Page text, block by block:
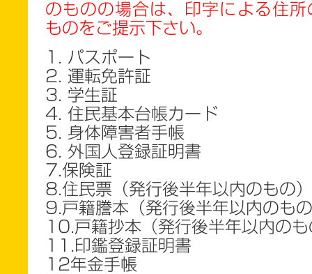
のものの場合は、印字による住
ものをご提示下さい。
1. パスポート
2. 運転免許証
3. 学生証
4. 住民基本台帳カード
5. 身体障害者手帳
6. 外国人登録証明書
7.保険証
8.住民票（発行後半年以内のもの）
9.戸籍謄本（発行後半年以内のも
10.戸籍抄本（発行後半年以内のも
11.印鑑登録証明書
12年金手帳